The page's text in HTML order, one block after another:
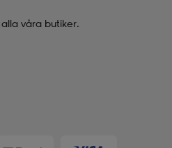
våra butiker.